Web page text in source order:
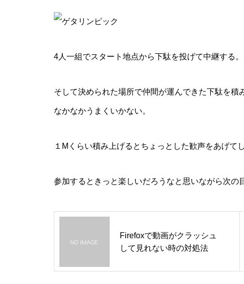
4人一組でスタート地点から下駄を投げて中継する。
そして決められた場所で仲間が運んできた下駄を
なかなかうまくいかない。
１Mくらい積み上げるとちょっとした歓声をあげて
参加するときっと楽しいだろうなと思いながら次の
Firefoxで動画がクラッシュ
して見れない時の対処法